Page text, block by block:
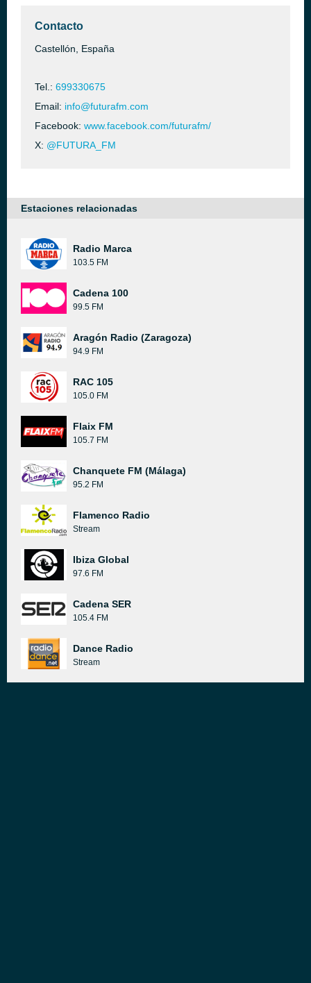
Contacto
Castellón, España
Tel.: 699330675
Email: info@futurafm.com
Facebook: www.facebook.com/futurafm/
X: @FUTURA_FM
Estaciones relacionadas
Radio Marca
103.5 FM
Cadena 100
99.5 FM
Aragón Radio (Zaragoza)
94.9 FM
RAC 105
105.0 FM
Flaix FM
105.7 FM
Chanquete FM (Málaga)
95.2 FM
Flamenco Radio
Stream
Ibiza Global
97.6 FM
Cadena SER
105.4 FM
Dance Radio
Stream